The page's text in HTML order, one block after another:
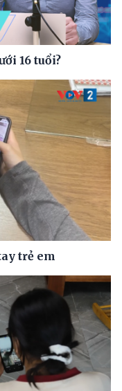
16 tuổi?
trẻ em